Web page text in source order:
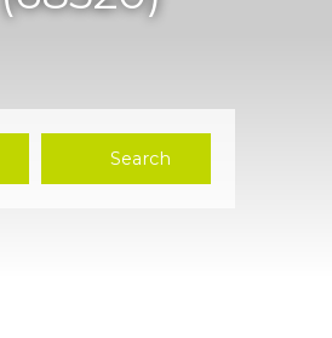
Search